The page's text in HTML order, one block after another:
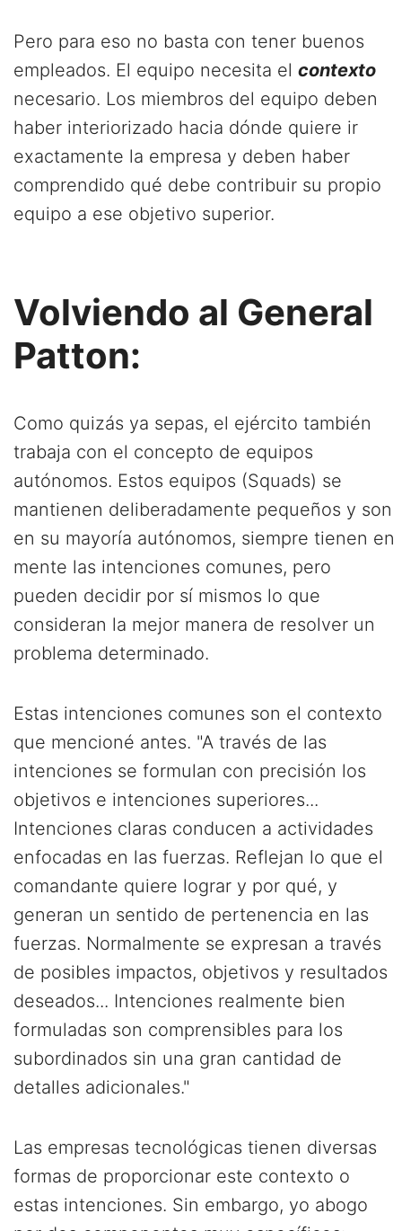
Pero para eso no basta con tener buenos
empleados. El equipo necesita el contexto
necesario. Los miembros del equipo deben
haber interiorizado hacia dónde quiere ir
exactamente la empresa y deben haber
comprendido qué debe contribuir su propio
equipo a ese objetivo superior.
Volviendo al General
Patton:
Como quizás ya sepas, el ejército también
trabaja con el concepto de equipos
autónomos. Estos equipos (Squads) se
mantienen deliberadamente pequeños y son
en su mayoría autónomos, siempre tienen en
mente las intenciones comunes, pero
pueden decidir por sí mismos lo que
consideran la mejor manera de resolver un
problema determinado.
Estas intenciones comunes son el contexto
que mencioné antes. "A través de las
intenciones se formulan con precisión los
objetivos e intenciones superiores...
Intenciones claras conducen a actividades
enfocadas en las fuerzas. Reflejan lo que el
comandante quiere lograr y por qué, y
generan un sentido de pertenencia en las
fuerzas. Normalmente se expresan a través
de posibles impactos, objetivos y resultados
deseados... Intenciones realmente bien
formuladas son comprensibles para los
subordinados sin una gran cantidad de
detalles adicionales."
Las empresas tecnológicas tienen diversas
formas de proporcionar este contexto o
estas intenciones. Sin embargo, yo abogo